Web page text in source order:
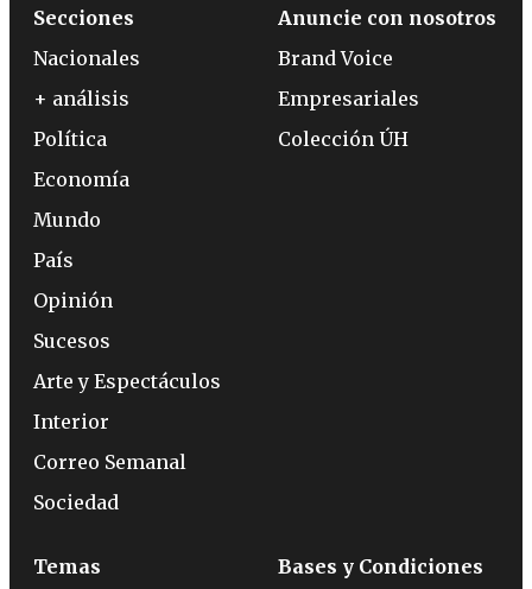
Secciones
Nacionales
+ análisis
Política
Economía
Mundo
País
Opinión
Sucesos
Arte y Espectáculos
Interior
Correo Semanal
Sociedad
Anuncie con nosotros
Brand Voice
Empresariales
Colección ÚH
Temas Bases y Condiciones